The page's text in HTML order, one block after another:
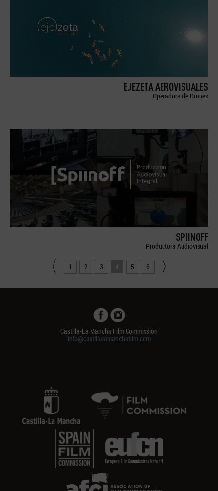
EJEZETA AEROVISUALES
Operadora de Drones
SPIINOFF
Productora Audiovisual
1 2 3 4 5 6
Castilla-La Mancha Film Commission
info@castillalamanchafilm.com